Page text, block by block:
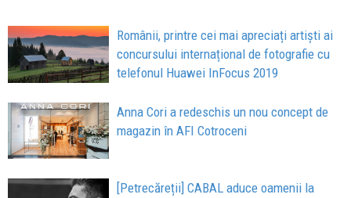
Românii, printre cei mai apreciați artiști ai
concursului internațional de fotografie cu
telefonul Huawei InFocus 2019
Anna Cori a redeschis un nou concept de
magazin în AFI Cotroceni
[Petrecăreții] CABAL aduce oamenii la